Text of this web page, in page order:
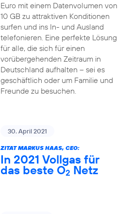
Euro mit einem Datenvolumen von
10 GB zu attraktiven Konditionen
surfen und ins In- und Ausland
telefonieren. Eine perfekte Lösung
für alle, die sich für einen
vorübergehenden Zeitraum in
Deutschland aufhalten – sei es
geschäftlich oder um Familie und
Freunde zu besuchen.
30. April 2021
ZITAT MARKUS HAAS, CEO:
In 2021 Vollgas für
das beste O2 Netz